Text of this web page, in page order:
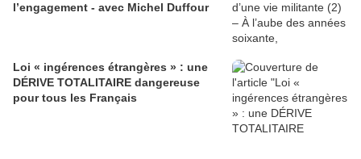
l’engagement - avec Michel Duffour
Loi « ingérences étrangères » : une
DÉRIVE TOTALITAIRE dangereuse
pour tous les Français